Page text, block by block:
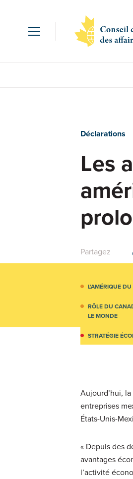
Déclarations
Les
Partagez
L’AMÉRIQUE
RÔLE DU
LE MONDE
STRATÉGIE
Aujourd’hui,
entreprises
États-Unis-
« Depuis des
avantages
l’activité